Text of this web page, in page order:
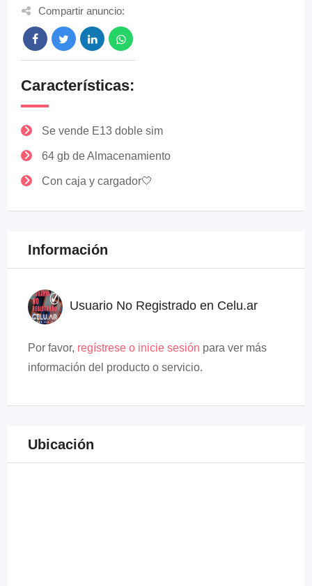
Compartir anuncio:
Características:
Se vende E13 doble sim
64 gb de Almacenamiento
Con caja y cargador🤍
Información
Usuario No Registrado en Celu.ar
Por favor, regístrese o inicie sesión para ver más
información del producto o servicio.
Ubicación